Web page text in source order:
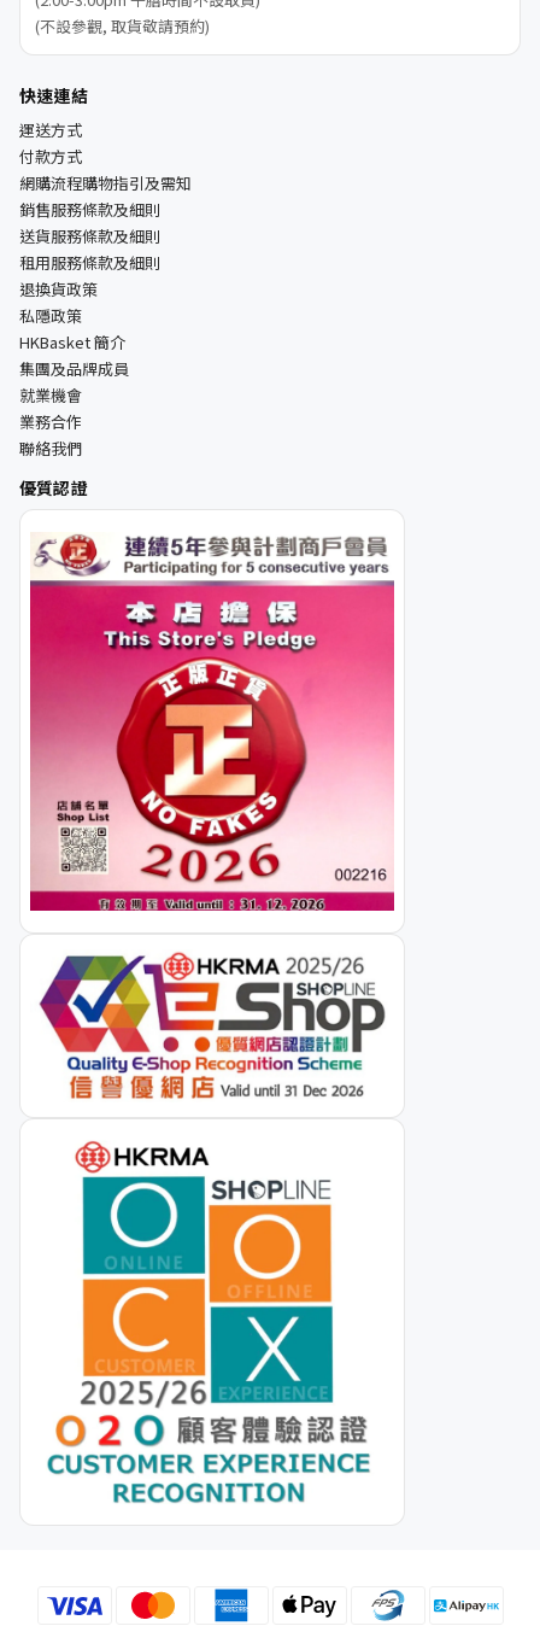
(不設參觀, 取貨敬請預約)
快速連結
運送方式
付款方式
網購流程購物指引及需知
銷售服務條款及細則
送貨服務條款及細則
租用服務條款及細則
退換貨政策
私隱政策
HKBasket 簡介
集團及品牌成員
就業機會
業務合作
聯絡我們
優質認證